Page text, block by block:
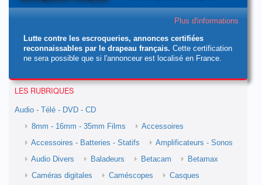
Plus d'informations
Lutte contre les escroqueries, annonces certifiées
reconnaissables par le drapeau français. Cette certification
ne sera possible que si l'annonceur est localisé en France.
LES RUBRIQUES
Audio - Télé - DVD - CD
8mm - 16mm - 35mm Films
Accessoires
Accessoires - Batteries - Statifs
Amplificateurs - Sonos
Audio Divers
Baladeurs Betacam
Betamax
Caméras digitales
Caméscopes
Casques